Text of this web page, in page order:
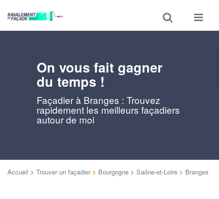
Toggle
search
Toggle
On vous fait gagner
du temps !
Façadier à Branges : Trouvez
rapidement les meilleurs façadiers
autour de moi
Accueil > Trouver un façadier > Bourgogne > Saône-et-Loire > Branges